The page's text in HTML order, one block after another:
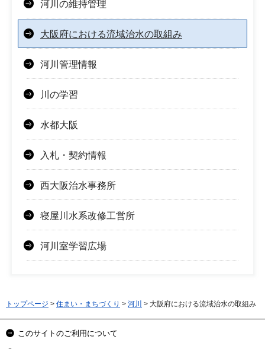
河川の維持管理
大阪府における流域治水の取組み
河川管理情報
川の学習
水都大阪
入札・契約情報
西大阪治水事務所
寝屋川水系改修工営所
河川室学習広場
トップページ > 住まい・まちづくり > 河川 > 大阪府における流域治水の取組み
このサイトのご利用について